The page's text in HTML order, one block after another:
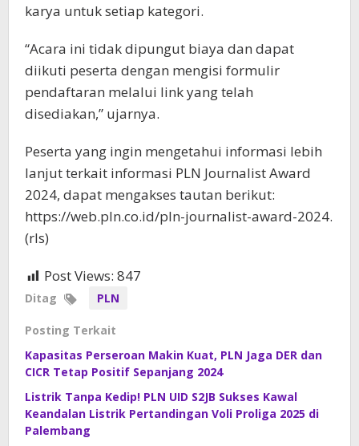
karya untuk setiap kategori.
“Acara ini tidak dipungut biaya dan dapat
diikuti peserta dengan mengisi formulir
pendaftaran melalui link yang telah
disediakan,” ujarnya.
Peserta yang ingin mengetahui informasi lebih
lanjut terkait informasi PLN Journalist Award
2024, dapat mengakses tautan berikut:
https://web.pln.co.id/pln-journalist-award-2024.
(rls)
Post Views: 847
Ditag PLN
Posting Terkait
Kapasitas Perseroan Makin Kuat, PLN Jaga DER dan
CICR Tetap Positif Sepanjang 2024
Listrik Tanpa Kedip! PLN UID S2JB Sukses Kawal
Keandalan Listrik Pertandingan Voli Proliga 2025 di
Palembang